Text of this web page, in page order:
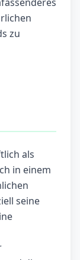
zu
als
in einem
seine